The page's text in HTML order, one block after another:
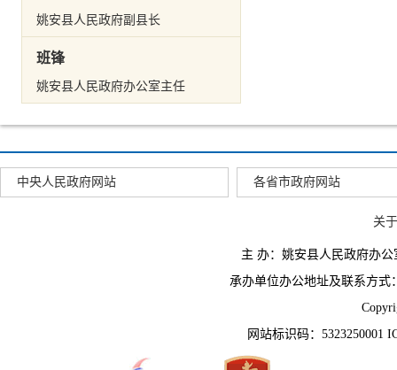
姚安县人民政府副县长
班锋
姚安县人民政府办公室主任
中央人民政府网站 各省市政府网站
关
主 办：姚安县人民政府办
承办单位办公地址及联系方式
网站标识码：5323250001